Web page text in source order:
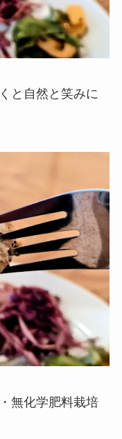
と自然と笑みに
無化学肥料栽培